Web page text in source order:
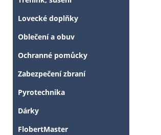
Lovecké doplňky
Oblečení a obuv
Ochranné pomůcky
Zabezpečení zbraní
Pyrotechnika
Dárky
FlobertMaster